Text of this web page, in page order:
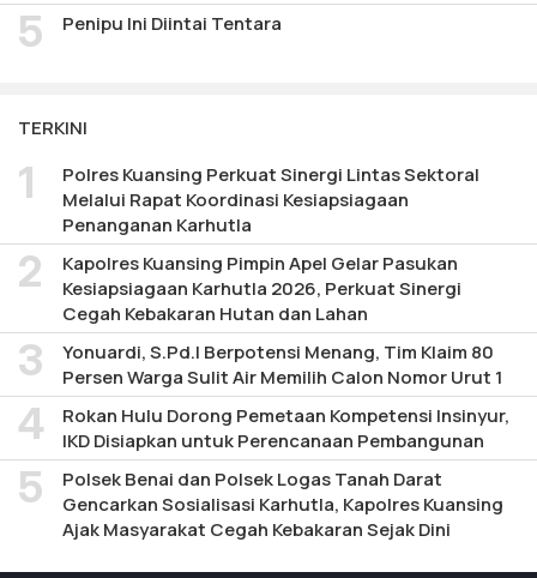
Penipu Ini Diintai Tentara
TERKINI
Polres Kuansing Perkuat Sinergi Lintas Sektoral
Melalui Rapat Koordinasi Kesiapsiagaan
Penanganan Karhutla
Kapolres Kuansing Pimpin Apel Gelar Pasukan
Kesiapsiagaan Karhutla 2026, Perkuat Sinergi
Cegah Kebakaran Hutan dan Lahan
Yonuardi, S.Pd.I Berpotensi Menang, Tim Klaim 80
Persen Warga Sulit Air Memilih Calon Nomor Urut 1
Rokan Hulu Dorong Pemetaan Kompetensi Insinyur,
IKD Disiapkan untuk Perencanaan Pembangunan
Polsek Benai dan Polsek Logas Tanah Darat
Gencarkan Sosialisasi Karhutla, Kapolres Kuansing
Ajak Masyarakat Cegah Kebakaran Sejak Dini